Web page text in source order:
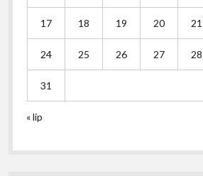
17 18 19 20 21
24 25 26 27 28
31
« lip